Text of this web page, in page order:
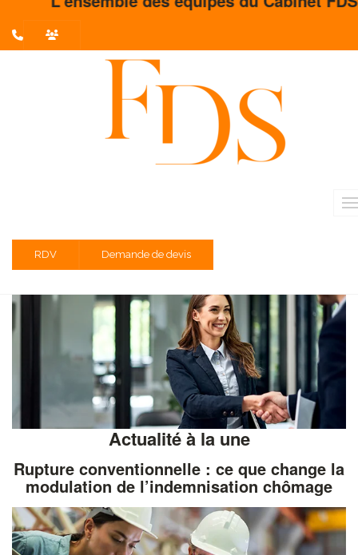
RDV Demande de devis
L'actualité du mois
Liste des évènements au 30/04/2021
Taxes annexes: TA FPC PEEC
Actualité à la une
Rupture conventionnelle : ce que change la
modulation de l’indemnisation chômage